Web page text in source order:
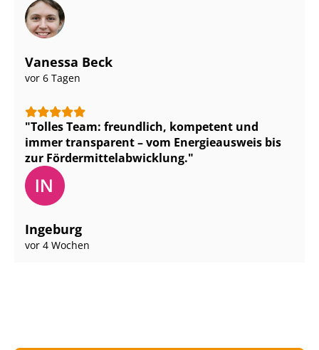
Vanessa Beck
vor 6 Tagen
Tolles Team: freundlich, kompetent und
immer transparent – vom Energieausweis bis
zur För­der­mit­tel­ab­wick­lung.
Ingeburg
vor 4 Wochen